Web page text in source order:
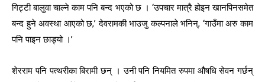
गिट्टी बालुवा चाल्ने काम पनि बन्द भएको छ । ‘उपचार मात्रै होइन खानपिनसमेत
बन्द हुने अवस्था आएको छ,’ देवरामकी भाउजु कल्पनाले भनिन्, ‘गाउँमा अरु काम
पनि पाइन छाड्यो ।’
शेरराम पनि पत्थरीका बिरामी छन् । उनी पनि नियमित रुपमा औषधि सेवन गर्छन्